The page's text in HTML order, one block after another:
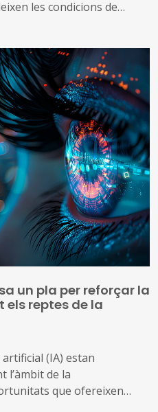
les condicions de
que inclou altres 53
de mercat tens, però
les condicions
un pla per reforçar la
reptes de la
artificial (IA) estan
de la
que ofereixen